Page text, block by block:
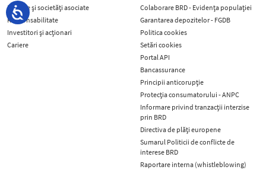
Filialele și societăți asociate
Responsabilitate
Investitori și acționari
Cariere
Colaborare BRD - Evidența populației
Garantarea depozitelor - FGDB
Politica cookies
Setări cookies
Portal API
Bancassurance
Principii anticorupţie
Protecţia consumatorului - ANPC
Informare privind tranzacții interzise
prin BRD
Directiva de plăți europene
Sumarul Politicii de conflicte de
interese BRD
Raportare interna (whistleblowing)